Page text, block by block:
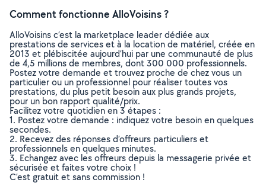
Comment fonctionne AlloVoisins ?
AlloVoisins c’est la marketplace leader dédiée aux
prestations de services et à la location de matériel, créée en
2013 et plébiscitée aujourd’hui par une communauté de plus
de 4,5 millions de membres, dont 300 000 professionnels.
Postez votre demande et trouvez proche de chez vous un
particulier ou un professionnel pour réaliser toutes vos
prestations, du plus petit besoin aux plus grands projets,
pour un bon rapport qualité/prix.
Facilitez votre quotidien en 3 étapes :
1. Postez votre demande : indiquez votre besoin en quelques
secondes.
2. Recevez des réponses d’offreurs particuliers et
professionnels en quelques minutes.
3. Echangez avec les offreurs depuis la messagerie privée et
sécurisée et faites votre choix !
C’est gratuit et sans commission !